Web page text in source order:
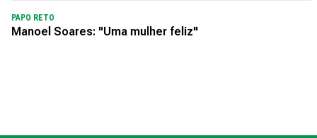
PAPO RETO
Manoel Soares: "Uma mulher feliz"